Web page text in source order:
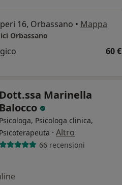
16, Orbassano • Mappa
Orbassano
60 €
Dott.ssa Marinella
Balocco
Psicologa, Psicologa clinica,
Psicoterapeuta · Altro
66 recensioni